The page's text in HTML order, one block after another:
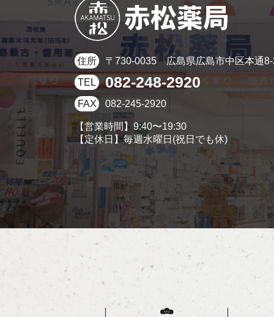
住所 〒730-0035広島県広島市中区本通
TEL 082-248-2920
FAX 082-245-2920
【営業時間】9:40〜19:30
【定休日】毎週水曜日(祝日でも休)